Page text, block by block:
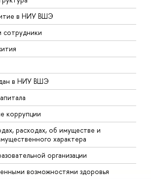
в НИУ ВШЭ
сотрудники
в НИУ ВШЭ
коррупции
расходах, об имуществе и
характера
организации
возможностями здоровья